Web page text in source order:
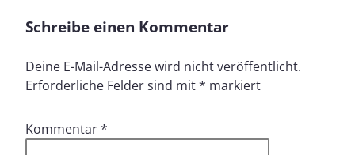
Schreibe einen Kommentar
Deine E-Mail-Adresse wird nicht veröffentlicht.
Erforderliche Felder sind mit* markiert
Kommentar*